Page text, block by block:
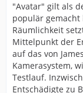
"Avatar" gilt als
populär
Räumlichkeit
Mittelpunkt der
auf das von
Kamerasystem,
Testlauf.
Entschädigte zu